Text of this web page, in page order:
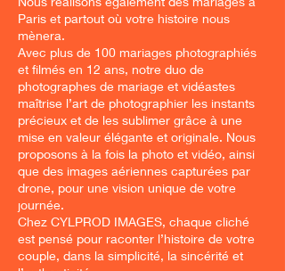
Paris et partout où votre histoire nous
mènera.
Avec plus de 100 mariages photographiés
et filmés en 12 ans, notre duo de
photographes de mariage et vidéastes
maîtrise l’art de photographier les instants
précieux et de les sublimer grâce à une
mise en valeur élégante et originale. Nous
proposons à la fois la photo et vidéo, ainsi
que des images aériennes capturées par
drone, pour une vision unique de votre
journée.
Chez CYLPROD IMAGES, chaque cliché
est pensé pour raconter l’histoire de votre
couple, dans la simplicité, la sincérité et